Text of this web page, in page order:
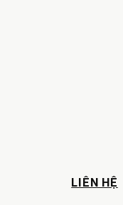
LIÊN HỆ